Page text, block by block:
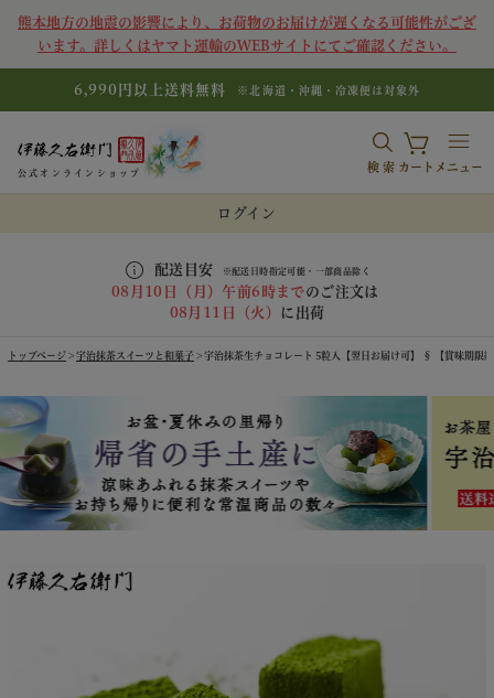
熊本地方の地震の影響により、お荷物のお届けが遅くなる可能性がござ
います。詳しくはヤマト運輸のWEBサイトにてご確認ください。
6,990円以上送料無料 ※北海道・沖縄・冷凍便は対象外
公式オンラインショップ 検索 カート メニュー
ログイン
配送目安 ※配送日時指定可能・一部商品除く
08月10日（月）午前6時までのご注文は
08月11日（火）
に出荷
トップページ 宇治抹茶スイーツと和菓子 宇治抹茶生チョコレート 5粒入【翌日お届け可】 § 【賞味期限